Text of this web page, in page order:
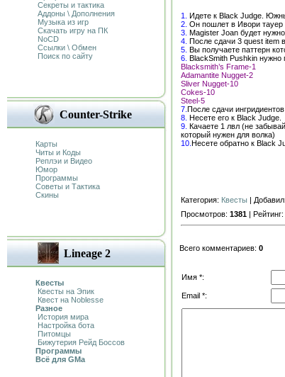
Секреты и тактика
Аддоны \ Дополнения
Музыка из игр
Скачать игру на ПК
NoCD
Ссылки \ Обмен
Поиск по сайту
Counter-Strike
Карты
Читы и Коды
Реплэи и Видео
Юмор
Программы
Советы и Тактика
Скины
Lineage 2
Квесты
Квесты на Эпик
Квест на Noblesse
Разное
История мира
Настройка бота
Питомцы
Бижутерия Рейд Боссов
Программы
Всё для GMa
1.
Идете к Black Judge.
2. Он пошлет в Ивори тауер
3. Magister Joan будет
4. После сдачи 3 quest item
5. Вы получаете паттерн
6. BlackSmith Pushkin нужно
Blacksmith’s Frame-1
Adamantite Nugget-2
Sliver Nugget-10
Cokes-10
Steel-5
7. После сдачи
8. Несете его к Black Judge.
9. Качаете 1 лвл (не
который нужен для волка)
10. Несете обратно к Black
Категория: Квесты | Добавил:
Просмотров: 1381 | Рейтинг:
Всего комментариев: 0
Имя *:
Email *: